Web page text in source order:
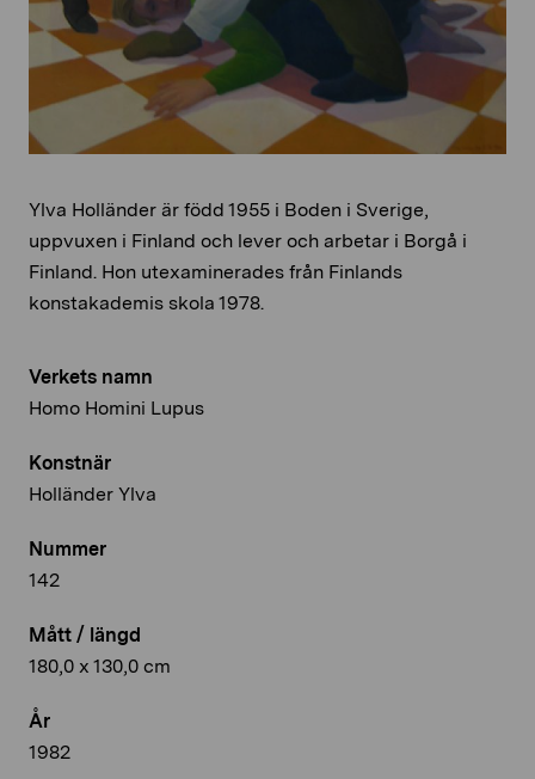
Verkets namn
Homo Homini Lupus
Konstnär
Holländer Ylva
Nummer
142
Mått / längd
180,0 x 130,0 cm
År
1982
Ylva Holländer är född 1955 i Boden i Sverige,
uppvuxen i Finland och lever och arbetar i Borgå i
Finland. Hon utexaminerades från Finlands
konstakademis skola 1978.